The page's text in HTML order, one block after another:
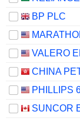
BP PLC
PHILLIPS
SUNCOR